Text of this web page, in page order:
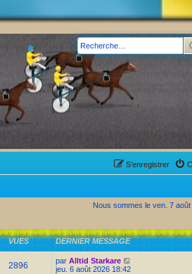
S’enregistrer
Nous sommes le ven. 7
VUES DERNIER MESSAGE
2896 par Alltid Starkare
jeu. 6 août 2026 18:42